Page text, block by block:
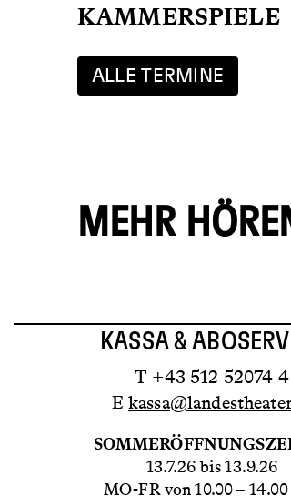
KAMMERSPIELE
ALLE TERMINE
MEHR
KASSA &
T +43 512 52074 4
E
13.7.26 bis 13.9.26
MO-FR von 10.00 –